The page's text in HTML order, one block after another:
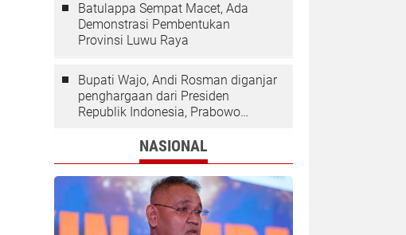
Batulappa Sempat Macet, Ada
Demonstrasi Pembentukan
Provinsi Luwu Raya
Bupati Wajo, Andi Rosman diganjar
penghargaan dari Presiden
Republik Indonesia, Prabowo
NASIONAL